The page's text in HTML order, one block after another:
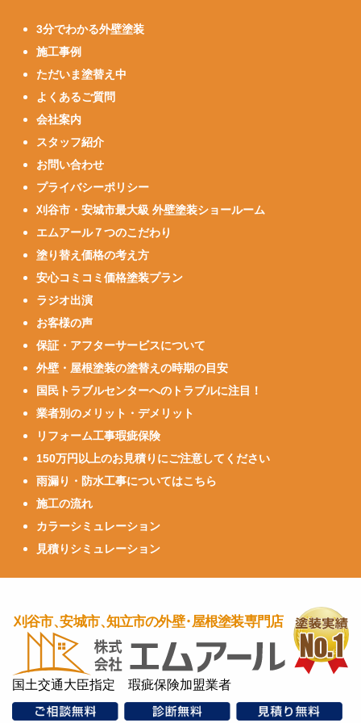
3分でわかる外壁塗装
施工事例
ただいま塗替え中
よくあるご質問
会社案内
スタッフ紹介
お問い合わせ
プライバシーポリシー
刈谷市・安城市最大級 外壁塗装ショールーム
エムアール７つのこだわり
塗り替え価格の考え方
安心コミコミ価格塗装プラン
ラジオ出演
お客様の声
保証・アフターサービスについて
外壁・屋根塗装の塗替えの時期の目安
国民トラブルセンターへのトラブルに注目！
業者別のメリット・デメリット
リフォーム工事瑕疵保険
150万円以上のお見積りにご注意してください
雨漏り・防水工事についてはこちら
施工の流れ
カラーシミュレーション
見積りシミュレーション
国土交通大臣指定 瑕疵保険加盟業者